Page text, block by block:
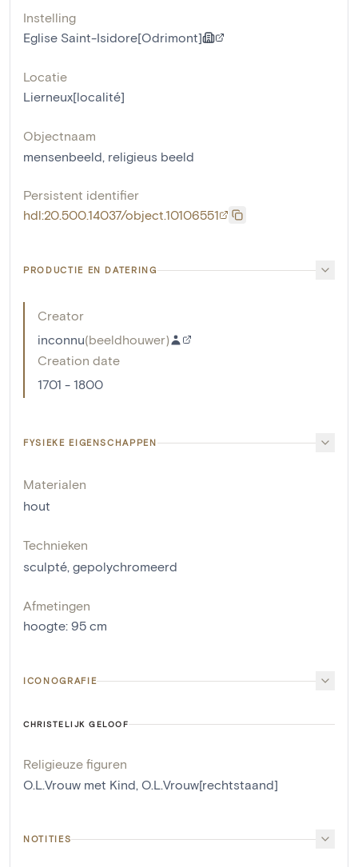
Instelling
Eglise Saint-Isidore[Odrimont]
Locatie
Lierneux[localité]
Objectnaam
mensenbeeld, religieus beeld
Persistent identifier
hdl:20.500.14037/object.10106551
PRODUCTIE EN DATERING
Creator
inconnu(beeldhouwer)
Creation date
1701 - 1800
FYSIEKE EIGENSCHAPPEN
Materialen
hout
Technieken
sculpté, gepolychromeerd
Afmetingen
hoogte: 95 cm
ICONOGRAFIE
CHRISTELIJK GELOOF
Religieuze figuren
O.L.Vrouw met Kind, O.L.Vrouw[rechtstaand]
NOTITIES